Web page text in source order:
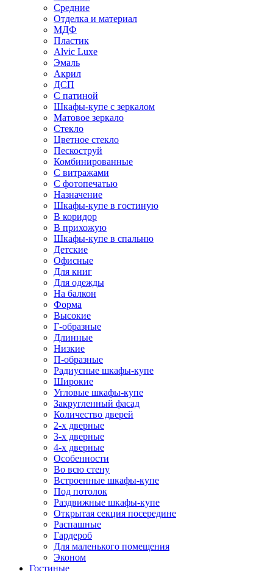
Средние
Отделка и материал
МДФ
Пластик
Alvic Luxe
Эмаль
Акрил
ДСП
С патиной
Шкафы-купе с зеркалом
Матовое зеркало
Стекло
Цветное стекло
Пескоструй
Комбинированные
С витражами
С фотопечатью
Назначение
Шкафы-купе в гостиную
В коридор
В прихожую
Шкафы-купе в спальню
Детские
Офисные
Для книг
Для одежды
На балкон
Форма
Высокие
Г-образные
Длинные
Низкие
П-образные
Радиусные шкафы-купе
Широкие
Угловые шкафы-купе
Закругленный фасад
Количество дверей
2-х дверные
3-х дверные
4-х дверные
Особенности
Во всю стену
Встроенные шкафы-купе
Под потолок
Раздвижные шкафы-купе
Открытая секция посередине
Распашные
Гардероб
Для маленького помещения
Эконом
Гостиные